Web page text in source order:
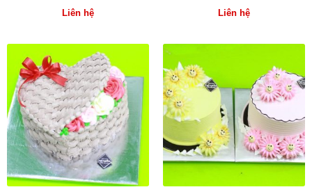
Liên hệ
Liên hệ